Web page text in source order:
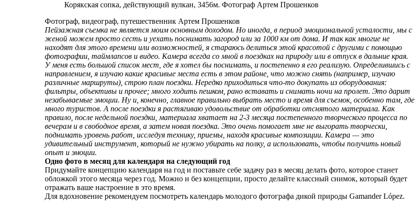
Корякская сопка, действующий вулкан, 3456м. Фотограф Артем Прошенков
Фотограф, видеограф, путешественник Артем Прошенков
Пейзажная съемка не является моим основным доходом. Но иногда, в период эмоциональной усталости, мы с
женой можем просто сесть и уехать поснимать загород или за 1000 км от дома. И так как многие не
находят для этого времени или возможностей, я стараюсь делиться этой красотой с другими с помощью
фотографии, таймлапсов и видео. Камера всегда со мной в поездках на природу или в отпуск в дальние края.
У меня есть большой список мест, где я хотел бы поснимать, и постепенно я его реализую. Определившись с
направлением, я изучаю какие красивые места есть в этом районе, что можно снять (например, изучаю
различные маршруты), строю план поездки. Нередко приходиться что-то докупать из оборудования:
фильтры, объективы и прочее; много ходить пешком, рано вставать и снимать ночи на пролет. Это дарит
незабываемые эмоции. Ну и, конечно, главное правильно выбрать место и время для съемок, особенно там, где
много туристов. А после поездки я растягиваю удовольствие от обработки отснятого материала. Как
правило, после недельной поездки, материала хватает на 2-3 месяца постепенного творческого процесса по
вечерам и в свободное время, а затем новая поездка. Это очень помогает мне не выгорать творчески,
поднимать уровень работ, исследуя технику, приемы, находя красивые композиции. Камера — это
удивительный инструмент, который не нужно убирать на полку, а использовать, чтобы получить новый
опыт и эмоции.
Одно фото в месяц для календаря на следующий год
Придумайте концепцию календаря на год и поставьте себе задачу раз в месяц делать фото, которое станет
обложкой этого месяца через год. Можно и без концепции, просто делайте классный снимок, который будет
отражать ваше настроение в это время.
Для вдохновение рекомендуем посмотреть календарь молодого фотографа дикой природы Gamander López.